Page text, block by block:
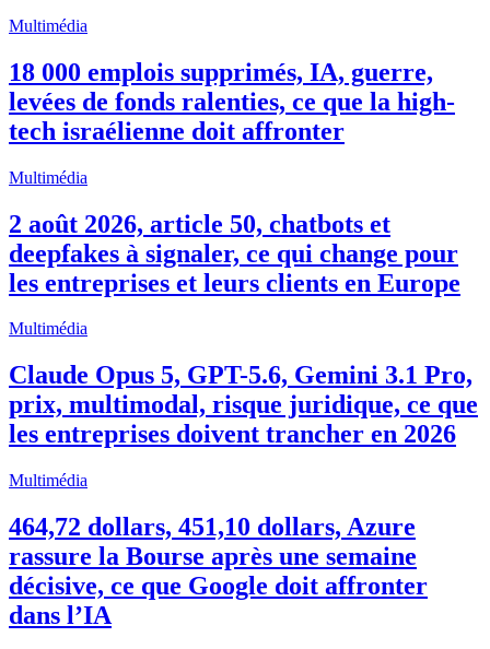
Multimédia
18 000 emplois supprimés, IA, guerre,
levées de fonds ralenties, ce que la high-
tech israélienne doit affronter
Multimédia
2 août 2026, article 50, chatbots et
deepfakes à signaler, ce qui change pour
les entreprises et leurs clients en Europe
Multimédia
Claude Opus 5, GPT-5.6, Gemini 3.1 Pro,
prix, multimodal, risque juridique, ce que
les entreprises doivent trancher en 2026
Multimédia
464,72 dollars, 451,10 dollars, Azure
rassure la Bourse après une semaine
décisive, ce que Google doit affronter
dans l’IA